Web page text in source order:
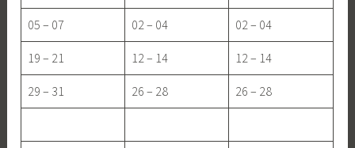
05 – 07 02 – 04 02 – 04
19 – 21 12 – 14 12 – 14
29 – 31 26 – 28 26 – 28